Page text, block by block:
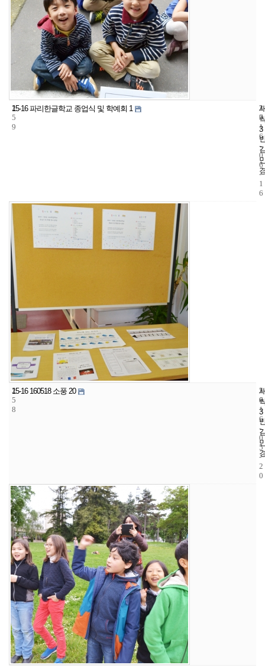
2
5
9
15-16 파리한글학교 종업식 및 학예회 1
3
3
7
2
0
1
6
-
0
6
-
1
6
2
5
8
15-16 160518 소풍 20
3
5
6
2
0
1
6
-
0
5
-
2
0